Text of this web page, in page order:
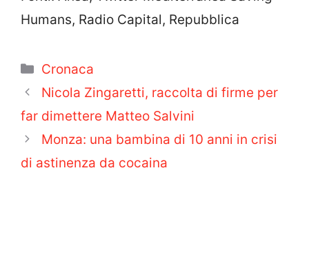
Humans, Radio Capital, Repubblica
Categorie
Cronaca
Nicola Zingaretti, raccolta di firme per
far dimettere Matteo Salvini
Monza: una bambina di 10 anni in crisi
di astinenza da cocaina